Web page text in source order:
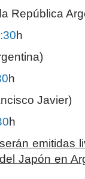
República
h
h
Javier)
h
emitidas
Japón en